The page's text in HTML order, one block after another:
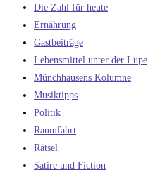
Die Zahl für heute
Ernährung
Gastbeiträge
Lebensmittel unter der Lupe
Münchhausens Kolumne
Musiktipps
Politik
Raumfahrt
Rätsel
Satire und Fiction